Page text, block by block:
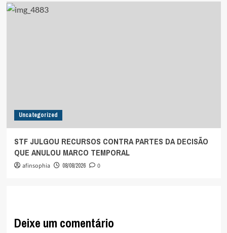
Uncategorized
STF JULGOU RECURSOS CONTRA PARTES DA DECISÃO
QUE ANULOU MARCO TEMPORAL
afinsophia 08/08/2026 0
Deixe um comentário